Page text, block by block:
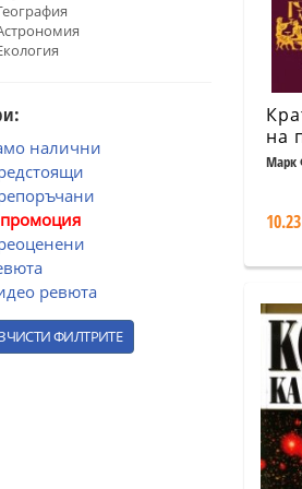
налични
ревюта
ФИЛТРИТЕ
на
или
Марк